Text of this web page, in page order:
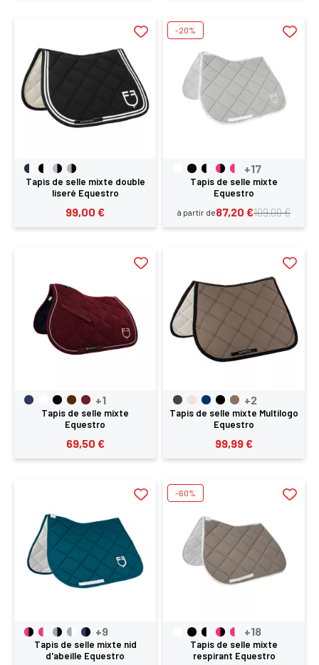
Tapis de selle mixte double
liseré Equestro
99,00 €
+17
Tapis de selle mixte
Equestro
à partir de 109,00 €
87,20 €
-20%
+1
Tapis de selle mixte
Equestro
69,50 €
+2
Tapis de selle mixte Multilogo
Equestro
99,99 €
+9
Tapis de selle mixte nid
d'abeille Equestro
+18
Tapis de selle mixte
respirant Equestro
-60%
×
ANNULER SE